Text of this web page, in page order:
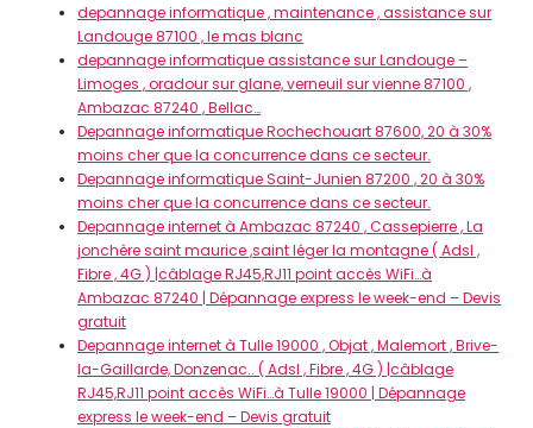
depannage informatique , maintenance , assistance sur
Landouge 87100 , le mas blanc
depannage informatique assistance sur Landouge –
Limoges , oradour sur glane, verneuil sur vienne 87100 ,
Ambazac 87240 , Bellac…
Depannage informatique Rochechouart 87600, 20 à 30%
moins cher que la concurrence dans ce secteur.
Depannage informatique Saint-Junien 87200 , 20 à 30%
moins cher que la concurrence dans ce secteur.
Depannage internet à Ambazac 87240 , Cassepierre , La
jonchère saint maurice ,saint léger la montagne ( Adsl ,
Fibre , 4G ) |câblage RJ45,RJ11 point accès WiFi…à
Ambazac 87240 | Dépannage express le week-end – Devis
gratuit
Depannage internet à Tulle 19000 , Objat , Malemort , Brive-
la-Gaillarde, Donzenac.. ( Adsl , Fibre , 4G ) |câblage
RJ45,RJ11 point accès WiFi…à Tulle 19000 | Dépannage
express le week-end – Devis gratuit